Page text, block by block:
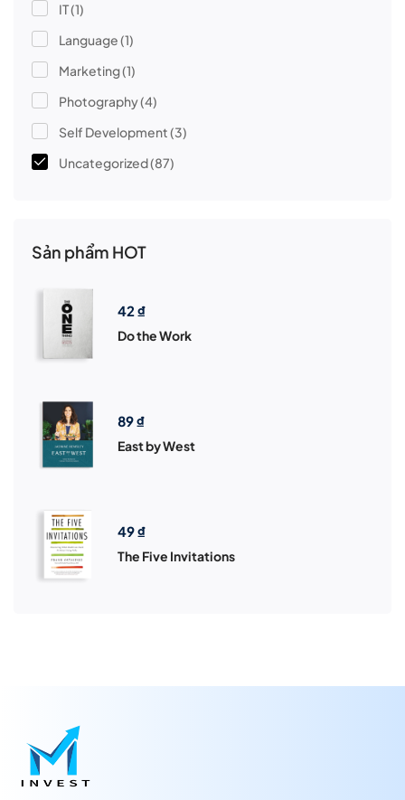
IT(1)
Language(1)
Marketing(1)
Photography(4)
Self Development(3)
Uncategorized(87)
Sản phẩm HOT
42 ₫
Do the Work
89₫
East by West
49₫
The Five Invitations